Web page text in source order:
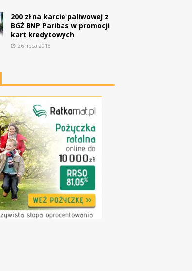
200 zł na karcie paliwowej z
BGŻ BNP Paribas w promocji
kart kredytowych
26 lipca 2018